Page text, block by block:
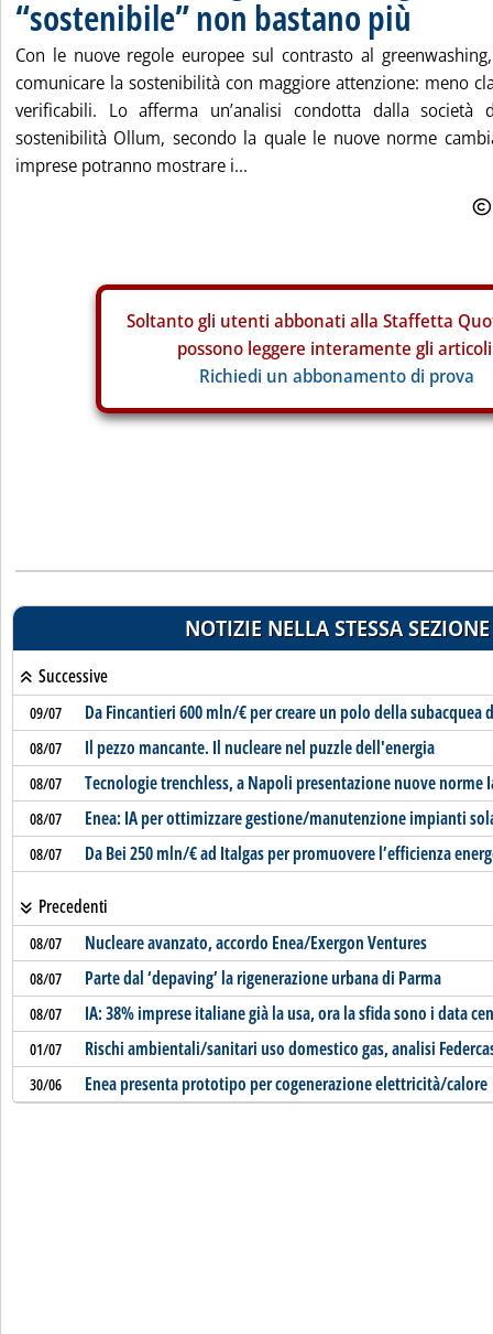
“sostenibile” non bastano più
Con le nuove regole europee sul contrasto al
comunicare la sostenibilità con maggiore attenzione: meno
verificabili. Lo afferma un’analisi condotta dalla società
sostenibilità Ollum, secondo la quale le nuove norme
imprese potranno mostrare i...
Soltanto gli utenti abbonati alla Staffetta
possono leggere interamente gli
Richiedi un abbonamento di prova
NOTIZIE NELLA STESSA SEZIONE
Successive
09/07 Da Fincantieri 600 mln/€ per creare un polo della subacquea
08/07 Il pezzo mancante. Il nucleare nel puzzle dell'energia
08/07 Tecnologie trenchless, a Napoli presentazione nuove norme
08/07 Enea: IA per ottimizzare gestione/manutenzione impianti
08/07 Da Bei 250 mln/€ ad Italgas per promuovere l’efficienza
Precedenti
08/07 Nucleare avanzato, accordo Enea/Exergon Ventures
08/07 Parte dal ‘depaving’ la rigenerazione urbana di Parma
08/07 IA: 38% imprese italiane già la usa, ora la sfida sono i data
01/07 Rischi ambientali/sanitari uso domestico gas, analisi
30/06 Enea presenta prototipo per cogenerazione elettricità/calore